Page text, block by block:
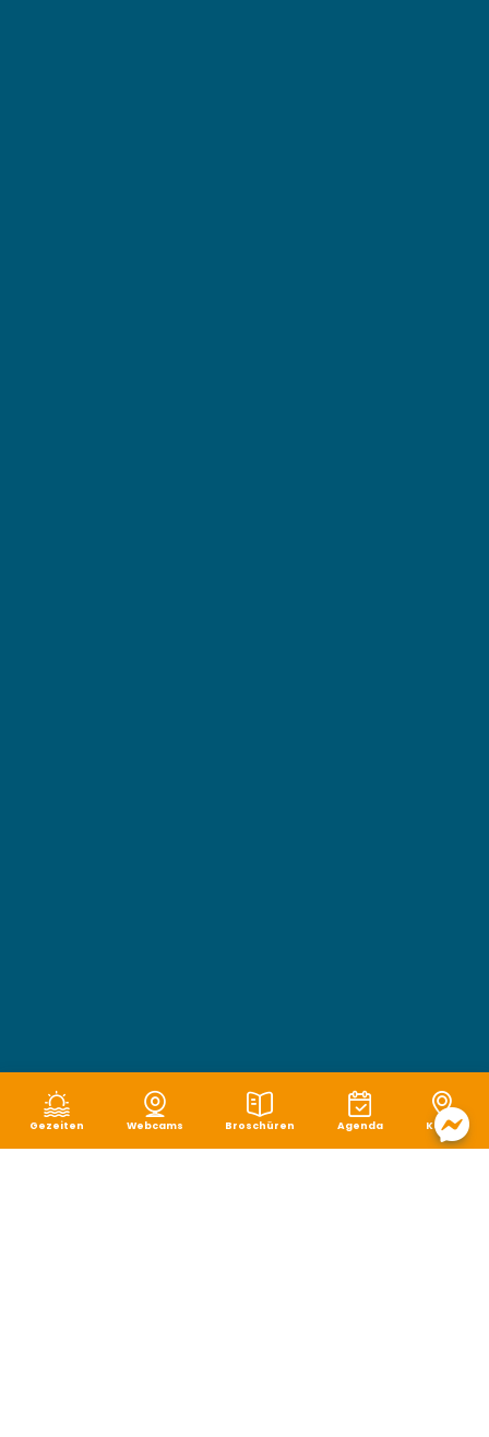
Gezeiten Webcams Broschüren Agenda Karte